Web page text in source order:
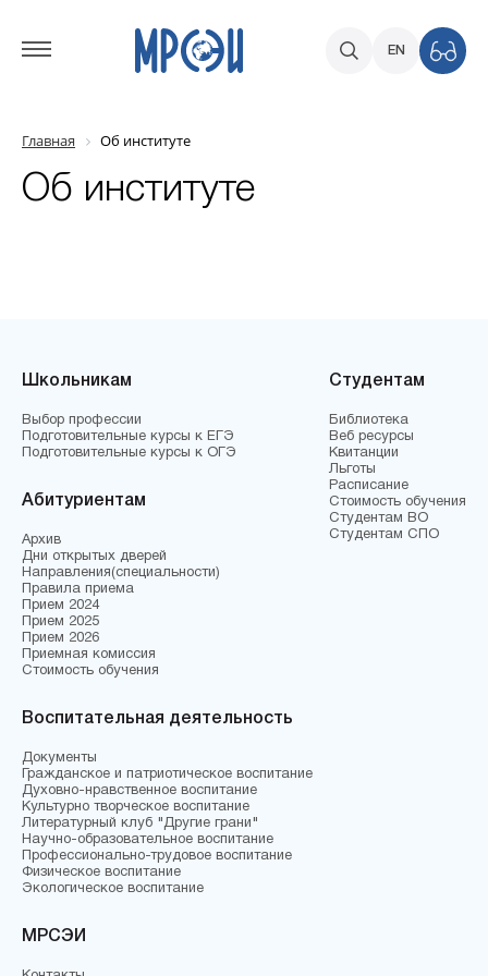
EN
Главная Об институте
Об институте
Школьникам
Выбор профессии
Подготовительные курсы к ЕГЭ
Подготовительные курсы к ОГЭ
Абитуриентам
Архив
Дни открытых дверей
Направления(специальности)
Правила приема
Прием 2024
Прием 2025
Прием 2026
Приемная комиссия
Стоимость обучения
Студентам
Библиотека
Веб ресурсы
Квитанции
Льготы
Расписание
Стоимость обучения
Студентам ВО
Студентам СПО
Воспитательная деятельность
Документы
Гражданское и патриотическое воспитание
Духовно-нравственное воспитание
Культурно творческое воспитание
Литературный клуб "Другие грани"
Научно-образовательное воспитание
Профессионально-трудовое воспитание
Физическое воспитание
Экологическое воспитание
МРСЭИ